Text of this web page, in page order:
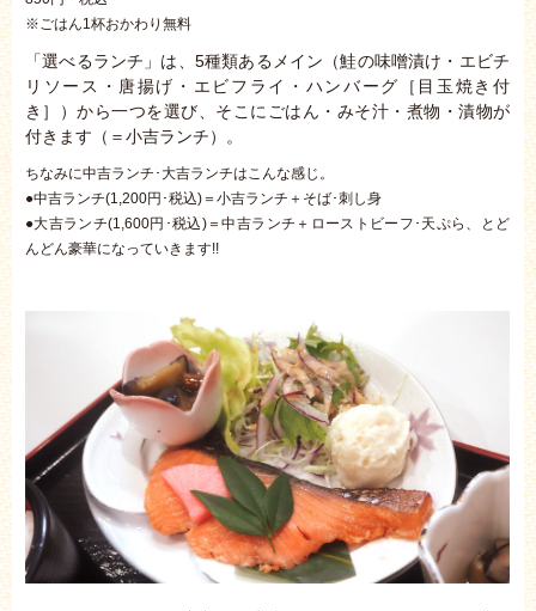
※ごはん1杯おかわり無料
「選べるランチ」は、5種類あるメイン（鮭の味噌漬け・エビチ
リソース・唐揚げ・エビフライ・ハンバーグ［目玉焼き付
き］）から一つを選び、そこにごはん・みそ汁・煮物・漬物が
付きます（＝小吉ランチ）。
ちなみに中吉ランチ･大吉ランチはこんな感じ。
●中吉ランチ(1,200円･税込)＝小吉ランチ＋そば･刺し身
●大吉ランチ(1,600円･税込)＝中吉ランチ＋ローストビーフ･天ぷら、と ど
んどん豪華になっていきます!!